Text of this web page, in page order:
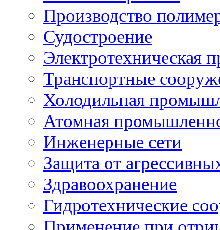
Производство
Судостроение
Электротехническая
Транспортные
Холодильная
Атомная
Инженерные сети
Защита от
Здравоохранение
Гидротехнические